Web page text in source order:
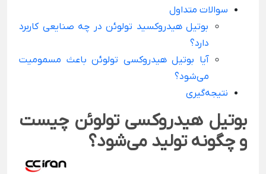
سوالات متداول
بوتیل هیدروکسید تولوئن در چه صنایعی کاربرد
دارد؟
آیا بوتیل هیدروکسی تولوئن باعث مسمومیت
می‌شود؟
نتیجه‌گیری
بوتیل هیدروکسی تولوئن چیست
و چگونه تولید می‌شود؟